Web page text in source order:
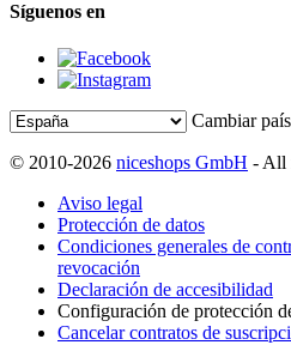
Síguenos en
Cambiar
© 2010-2026 niceshops GmbH - All
Aviso legal
Protección de datos
Condiciones generales de
revocación
Declaración de accesibilidad
Configuración de protección
Cancelar contratos de